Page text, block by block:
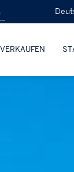
VERKAUFEN